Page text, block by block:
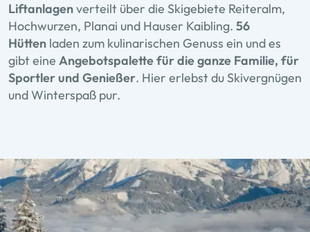
Liftanlagenverteilt über die Skigebiete Reiteralm,
Hochwurzen, Planai und Hauser Kaibling. 56
Hütten laden zum kulinarischen Genuss ein und es
gibt eine Angebotspalette für die ganze Familie, für
Sportler und Genießer. Hier erlebst du Skivergnügen
und Winterspaß pur.